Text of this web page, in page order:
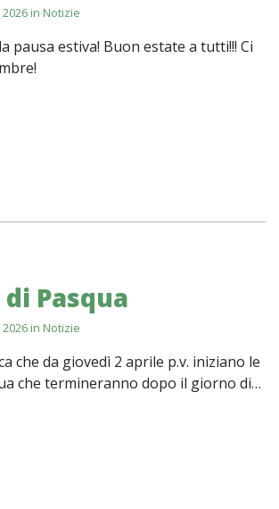
in Notizie
pausa estiva! Buon estate a tutti!!! Ci
Pasqua
in Notizie
che da giovedì 2 aprile p.v. iniziano le
che termineranno dopo il giorno di…